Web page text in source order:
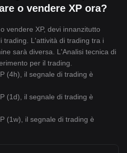
o vendere XP ora?
vendere XP, devi innanzitutto
trading. L'attività di trading tra i
sarà diversa. L'Analisi tecnica di
per il trading.
(4h), il segnale di trading è
(1d), il segnale di trading è
(1w), il segnale di trading è